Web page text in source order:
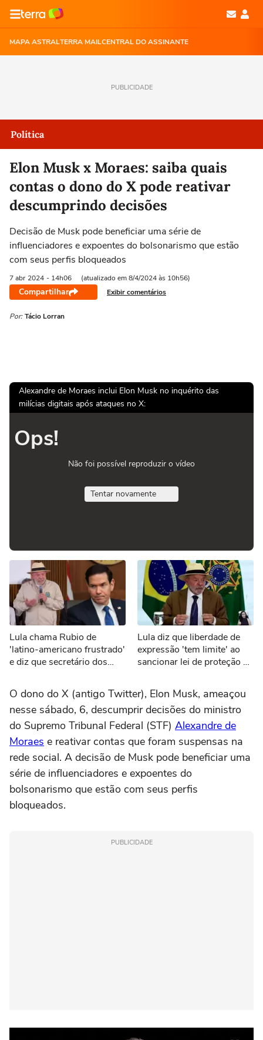
MAPA ASTRALTERRA MAILCENTRAL DO ASSINANTE
PUBLICIDADE
Política
Elon Musk x Moraes: saiba quais
contas o dono do X pode reativar
descumprindo decisões
Decisão de Musk pode beneficiar uma série de
influenciadores e expoentes do bolsonarismo que estão
com seus perfis bloqueados
7 abr 2024 - 14h06 (atualizado em 8/4/2024 às 10h56)
Compartilhar Exibir comentários
Por: Tácio Lorran
Alexandre de Moraes inclui Elon Musk no inquérito das
milícias digitais após ataques no X:
Ops!
Não foi possível reproduzir o vídeo
Tentar novamente
Lula chama Rubio de
'latino-americano frustrado'
e diz que secretário dos
Lula diz que liberdade de
expressão 'tem limite' ao
sancionar lei de proteção a
O dono do X (antigo Twitter), Elon Musk, ameaçou
nesse sábado, 6, descumprir decisões do ministro
do Supremo Tribunal Federal (STF) Alexandre de
Moraes e reativar contas que foram suspensas na
rede social. A decisão de Musk pode beneficiar uma
série de influenciadores e expoentes do
bolsonarismo que estão com seus perfis
bloqueados.
PUBLICIDADE